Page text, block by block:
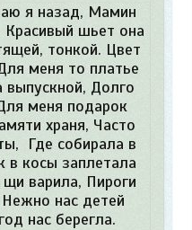
я назад, Мамин
шьет она
тонкой. Цвет
меня то платье
Долго
меня подарок
храня, Часто
Где собирала в
косы заплетала
варила, Пироги
нас детей
нас берегла.